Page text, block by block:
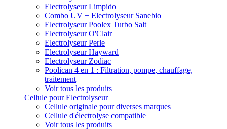
Electrolyseur Limpido
Combo UV + Electrolyseur Sanebio
Electrolyseur Poolex Turbo Salt
Electrolyseur O'Clair
Electrolyseur Perle
Electrolyseur Hayward
Electrolyseur Zodiac
Poolican 4 en 1 : Filtration, pompe, chauffage,
traitement
Voir tous les produits
Cellule pour Electrolyseur
Cellule originale pour diverses marques
Cellule d'électrolyse compatible
Voir tous les produits